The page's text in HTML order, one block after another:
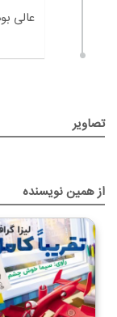
تصاویر
از همین نویسنده